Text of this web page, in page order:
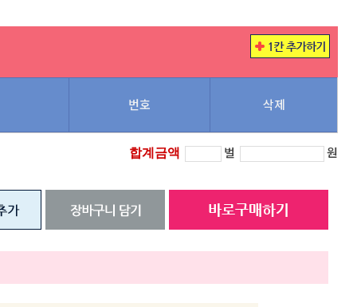
번호 삭제
합계금액 벌 원